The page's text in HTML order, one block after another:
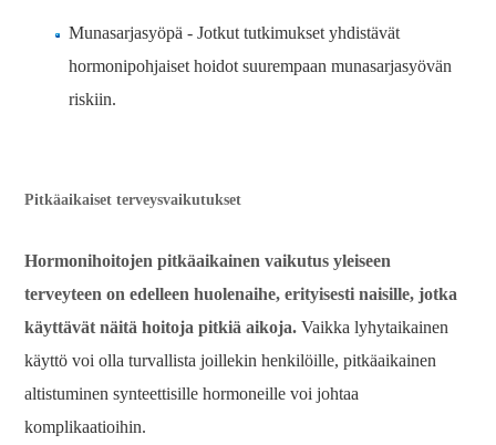
Munasarjasyöpä - Jotkut tutkimukset yhdistävät
hormonipohjaiset hoidot suurempaan munasarjasyövän
riskiin.
Pitkäaikaiset terveysvaikutukset
Hormonihoitojen pitkäaikainen vaikutus yleiseen
terveyteen on edelleen huolenaihe, erityisesti naisille, jotka
käyttävät näitä hoitoja pitkiä aikoja. Vaikka lyhytaikainen
käyttö voi olla turvallista joillekin henkilöille, pitkäaikainen
altistuminen synteettisille hormoneille voi johtaa
komplikaatioihin.